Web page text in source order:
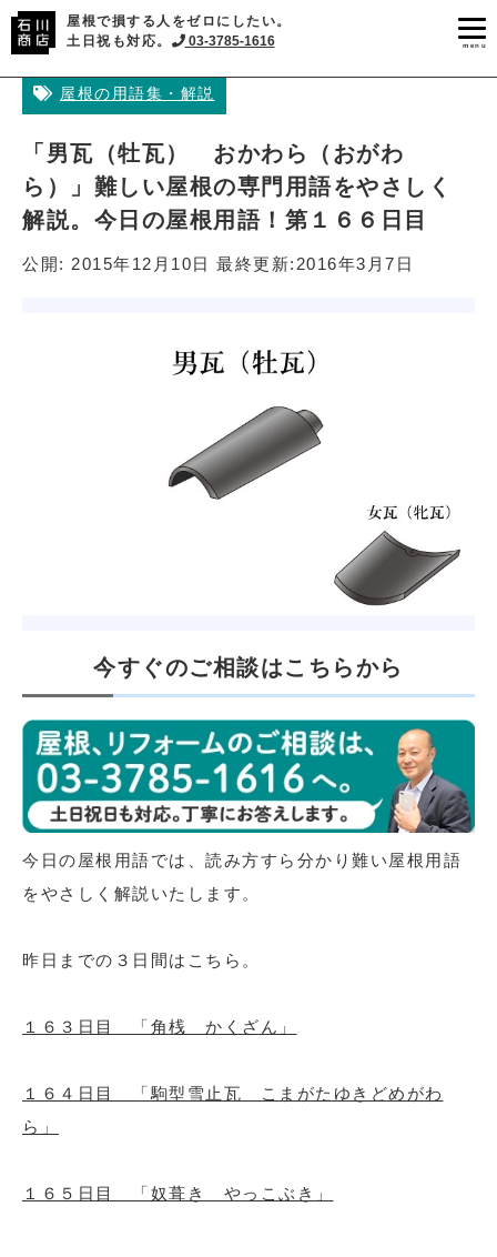
屋根で損する人をゼロにしたい。
土日祝も対応。
03-3785-1616 menu
屋根の用語集・解説
「男瓦（牡瓦） おかわら（おがわ
ら）」難しい屋根の専門用語をやさしく
解説。今日の屋根用語！第１６６日目
公開: 2015年12月10日 最終更新: 2016年3月7日
今すぐのご相談はこちらから
今日の屋根用語では、読み方すら分かり難い屋根用語
をやさしく解説いたします。
昨日までの３日間はこちら。
１６３日目 「角桟 かくざん」
１６４日目 「駒型雪止瓦 こまがたゆきどめがわ
ら」
１６５日目 「奴葺き やっこぶき」